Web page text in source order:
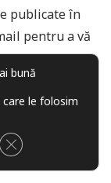
publicate în
pentru a vă
bună
le folosim
CLOSE GDPR